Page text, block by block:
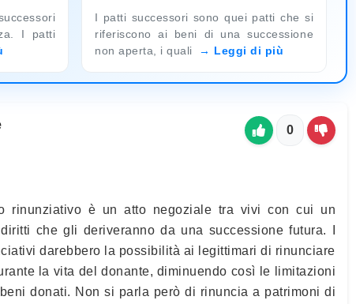
I patti
I patti successori sono quei patti che si
riferiscono ai beni di una successione
non aperta, i quali
Leggi di più
0
rinunziativo è un atto negoziale tra vivi con cui un
che gli deriveranno da una successione futura. I
darebbero la possibilità ai legittimari di rinunciare
la vita del donante, diminuendo così le limitazioni
donati. Non si parla però di rinuncia a patrimoni di